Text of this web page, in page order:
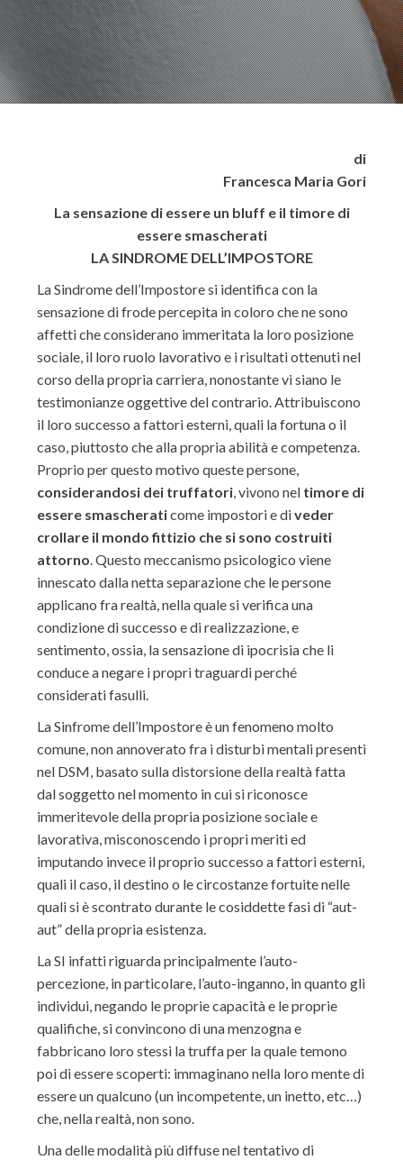
di
Francesca Maria Gori
La sensazione di essere un bluff e il timore di
essere smascherati
LA SINDROME DELL’IMPOSTORE
La Sindrome dell’Impostore si identifica con la
sensazione di frode percepita in coloro che ne sono
affetti che considerano immeritata la loro posizione
sociale, il loro ruolo lavorativo e i risultati ottenuti nel
corso della propria carriera, nonostante vi siano le
testimonianze oggettive del contrario. Attribuiscono
il loro successo a fattori esterni, quali la fortuna o il
caso, piuttosto che alla propria abilità e competenza.
Proprio per questo motivo queste persone,
considerandosi dei truffatori, vivono nel timore di
essere smascheraticome impostori e diveder
crollare il mondo fittizio che si sono costruiti
attorno. Questo meccanismo psicologico viene
innescato dalla netta separazione che le persone
applicano fra realtà, nella quale si verifica una
condizione di successo e di realizzazione, e
sentimento, ossia, la sensazione di ipocrisia che li
conduce a negare i propri traguardi perché
considerati fasulli.
La Sinfrome dell’Impostore è un fenomeno molto
comune, non annoverato fra i disturbi mentali presenti
nel DSM, basato sulla distorsione della realtà fatta
dal soggetto nel momento in cui si riconosce
immeritevole della propria posizione sociale e
lavorativa, misconoscendo i propri meriti ed
imputando invece il proprio successo a fattori esterni,
quali il caso, il destino o le circostanze fortuite nelle
quali si è scontrato durante le cosiddette fasi di “aut-
aut” della propria esistenza.
La SI infatti riguarda principalmente l’auto-
percezione, in particolare, l’auto-inganno, in quanto gli
individui, negando le proprie capacità e le proprie
qualifiche, si convincono di una menzogna e
fabbricano loro stessi la truffa per la quale temono
poi di essere scoperti: immaginano nella loro mente di
essere un qualcuno (un incompetente, un inetto, etc…)
che, nella realtà, non sono.
Una delle modalità più diffuse nel tentativo di